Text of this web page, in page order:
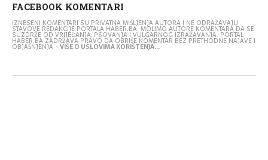
FACEBOOK KOMENTARI
IZNESENI KOMENTARI SU PRIVATNA MIŠLJENJA AUTORA I NE ODRAŽAVAJU
STAVOVE REDAKCIJE PORTALA HABER.BA. MOLIMO AUTORE KOMENTARA DA SE
SUZDRŽE OD VRIJEĐANJA, PSOVANJA I VULGARNOG IZRAŽAVANJA. PORTAL
HABER.BA ZADRŽAVA PRAVO DA OBRIŠE KOMENTAR BEZ PRETHODNE NAJAVE I
OBJAŠNJENJA -VIŠE O USLOVIMA KORIŠTENJA...